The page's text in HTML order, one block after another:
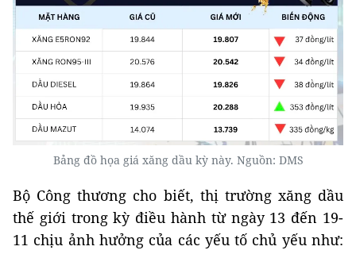
Bảng đồ họa giá xăng dầu kỳ này. Nguồn: DMS
Bộ Công thương cho biết, thị trường xăng dầu
thế giới trong kỳ điều hành từ ngày 13 đến 19-
11 chịu ảnh hưởng của các yếu tố chủ yếu như: